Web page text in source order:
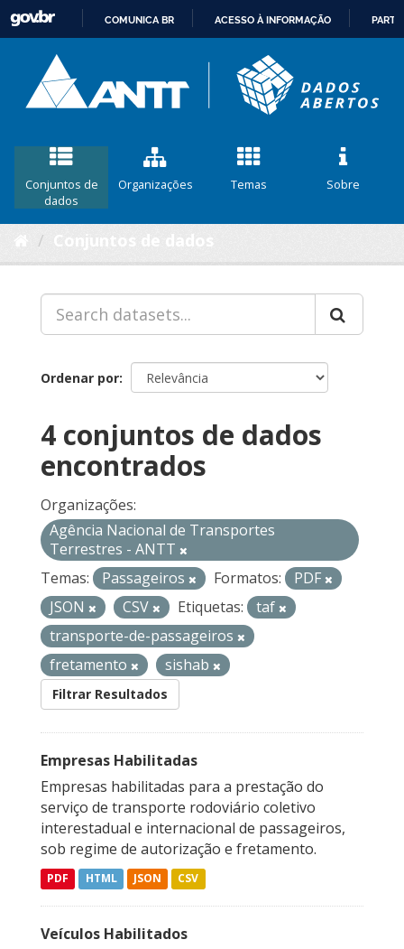
CONTEÚDO
COMUNICA BR ACESSO À INFORMAÇÃO
Conjuntos de
dados
Organizações Temas Sobre
Ordenar por
4 conjuntos de dados
encontrados
Organizações:
Agência Nacional de Transportes
Terrestres - ANTT
Temas:
Passageiros Formatos:
PDF
JSON
CSV Etiquetas:
taf
transporte-de-passageiros
fretamento
sishab
Filtrar Resultados
Empresas Habilitadas
Empresas habilitadas para a prestação do
serviço de transporte rodoviário coletivo
interestadual e internacional de passageiros,
sob regime de autorização e fretamento.
PDF HTML JSON CSV
Veículos Habilitados